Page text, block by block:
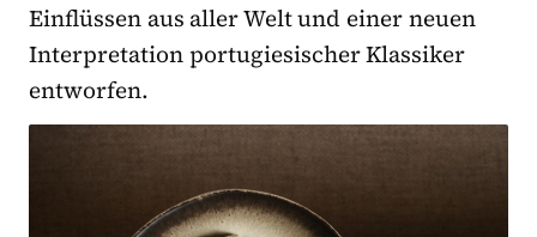
Einflüssen aus aller Welt und einer neuen
Interpretation portugiesischer Klassiker
entworfen.